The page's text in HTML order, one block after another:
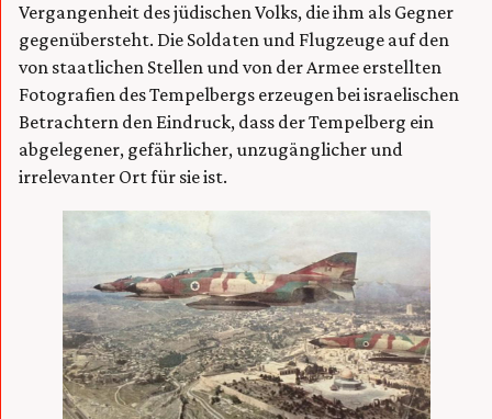
Vergangenheit des jüdischen Volks, die ihm als Gegner
gegenübersteht. Die Soldaten und Flugzeuge auf den
von staatlichen Stellen und von der Armee erstellten
Fotografien des Tempelbergs erzeugen bei israelischen
Betrachtern den Eindruck, dass der Tempelberg ein
abgelegener, gefährlicher, unzugänglicher und
irrelevanter Ort für sie ist.